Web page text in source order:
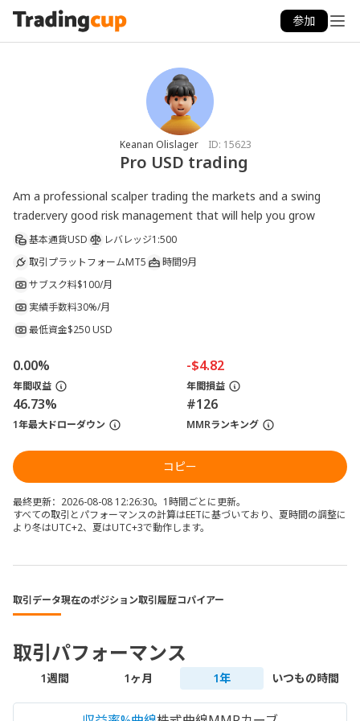
参加
Keanan Olislager ID: 15623
Pro USD trading
Am a professional scalper trading the markets and a swing
trader.very good risk management that will help you grow
基本通貨USD レバレッジ1:500
取引プラットフォームMT5 時間9月
サブスク料$100/月
実績手数料30%/月
最低資金$250 USD
0.00%
年間収益
-$4.82
年間損益
46.73%
1年最大ドローダウン
#126
MMRランキング
コピー
最終更新：2026-08-08 12:26:30。1時間ごとに更新。
すべての取引とパフォーマンスの計算はEETに基づいており、夏時間の調整に
より冬はUTC+2、夏はUTC+3で動作します。
取引データ現在のポジション取引履歴コパイアー
取引パフォーマンス
1週間 1ヶ月 1年 いつもの時間